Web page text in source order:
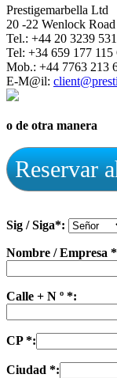
Prestigemarbella Ltd
20 -22 Wenlock
Tel.: +44 20 3239
Tel: +34 659 177 115
Mob.: +44 7763 213
E-M@il:
o de otra manera
Reservar
Sig / Siga*:
Nombre / Empresa
Calle + N º *:
CP *:
Ciudad *: